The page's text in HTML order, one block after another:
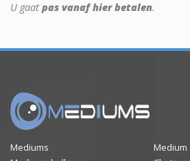
U gaat pas vanaf hier betalen.
Mediums
Medium